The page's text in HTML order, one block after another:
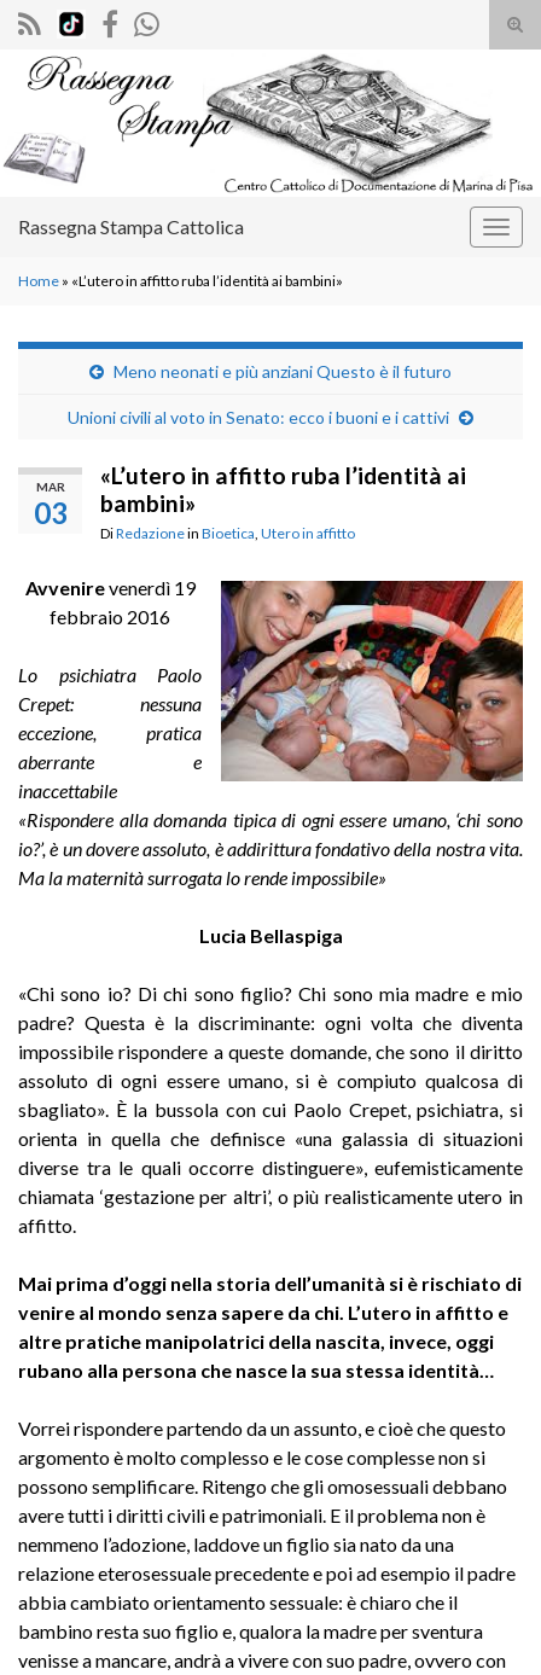
il
Search for:
Rassegna Stampa Cattolica
Home » «L’utero in affitto ruba l’identità ai bambini»
Meno neonati e più anziani Questo è il futuro
Unioni civili al voto in Senato: ecco i buoni e i cattivi
MAR
03
«L’utero in affitto ruba l’identità ai
bambini»
DiRedazionein Bioetica Utero in affitto
Avvenirevenerdì 19
febbraio 2016
Lo psichiatra Paolo
Crepet: nessuna
eccezione, pratica
aberrante e
inaccettabile
«Rispondere alla domanda tipica di ogni essere umano, ‘chi sono
io?’, è un dovere assoluto, è addirittura fondativo della nostra vita.
Ma la maternità surrogata lo rende impossibile»
Lucia Bellaspiga
«Chi sono io? Di chi sono figlio? Chi sono mia madre e mio
padre? Questa è la discriminante: ogni volta che diventa
impossibile rispondere a queste domande, che sono il diritto
assoluto di ogni essere umano, si è compiuto qualcosa di
sbagliato». È la bussola con cui Paolo Crepet, psichiatra, si
orienta in quella che definisce «una galassia di situazioni
diverse tra le quali occorre distinguere», eufemisticamente
chiamata ‘gestazione per altri’, o più realisticamente utero in
affitto.
Mai prima d’oggi nella storia dell’umanità si è rischiato di
venire al mondo senza sapere da chi. L’utero in affitto e
altre pratiche manipolatrici della nascita, invece, oggi
rubano alla persona che nasce la sua stessa identità…
Vorrei rispondere partendo da un assunto, e cioè che questo
argomento è molto complesso e le cose complesse non si
possono semplificare. Ritengo che gli omosessuali debbano
avere tutti i diritti civili e patrimoniali. E il problema non è
nemmeno l’adozione, laddove un figlio sia nato da una
relazione eterosessuale precedente e poi ad esempio il padre
abbia cambiato orientamento sessuale: è chiaro che il
bambino resta suo figlio e, qualora la madre per sventura
venisse a mancare, andrà a vivere con suo padre, ovvero con